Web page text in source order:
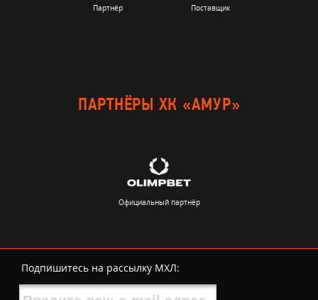
Партнёр Поставщик
ПАРТНЁРЫ ХК «АМУР»
Официальный партнёр
Подпишитесь на рассылку МХЛ: